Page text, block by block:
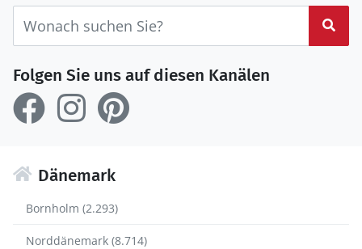
Folgen Sie uns auf diesen Kanälen
Dänemark
Bornholm (2.293)
Norddänemark (8.714)